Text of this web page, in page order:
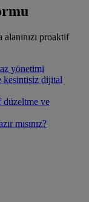
proaktif
yönetimi
kesintisiz dijital
düzeltme ve
mısınız?